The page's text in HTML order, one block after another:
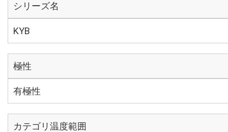
シリーズ名
KYB
極性
有極性
カテゴリ温度範囲